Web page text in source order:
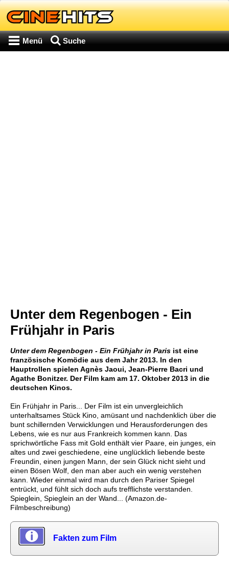
Menü Suche
Unter dem Regenbogen - Ein
Frühjahr in Paris
Unter dem Regenbogen - Ein Frühjahr in Paris ist eine
französische Komödie aus dem Jahr 2013. In den
Hauptrollen spielen Agnès Jaoui, Jean-Pierre Bacri und
Agathe Bonitzer. Der Film kam am 17. Oktober 2013 in die
deutschen Kinos.
Ein Frühjahr in Paris... Der Film ist ein unvergleichlich
unterhaltsames Stück Kino, amüsant und nachdenklich über die
bunt schillernden Verwicklungen und Herausforderungen des
Lebens, wie es nur aus Frankreich kommen kann. Das
sprichwörtliche Fass mit Gold enthält vier Paare, ein junges, ein
altes und zwei geschiedene, eine unglücklich liebende beste
Freundin, einen jungen Mann, der sein Glück nicht sieht und
einen Bösen Wolf, den man aber auch ein wenig verstehen
kann. Wieder einmal wird man durch den Pariser Spiegel
entrückt, und fühlt sich doch aufs trefflichste verstanden.
Spieglein, Spieglein an der Wand... (Amazon.de-
Filmbeschreibung)
Fakten zum Film